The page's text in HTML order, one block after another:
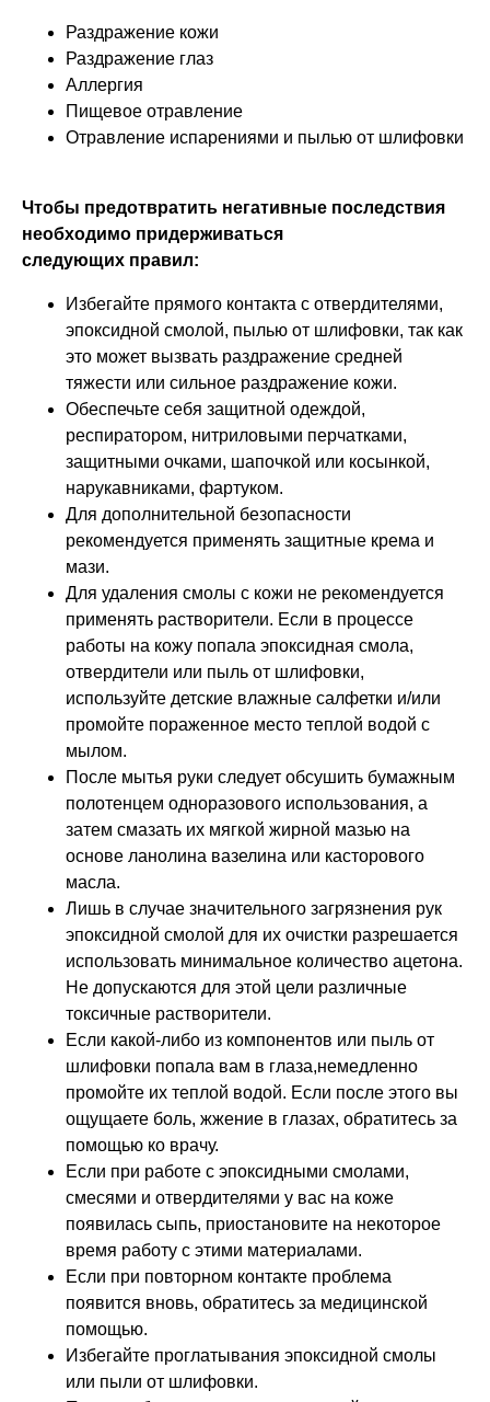
Раздражение кожи
Раздражение глаз
Аллергия
Пищевое отравление
Отравление испарениями и пылью от шлифовки
Чтобы предотвратить негативные последствия
необходимо придерживаться
следующих правил:
Избегайте прямого контакта с отвердителями,
эпоксидной смолой, пылью от шлифовки, так как
это может вызвать раздражение средней
тяжести или сильное раздражение кожи.
Обеспечьте себя защитной одеждой,
респиратором, нитриловыми перчатками,
защитными очками, шапочкой или косынкой,
нарукавниками, фартуком.
Для дополнительной безопасности
рекомендуется применять защитные крема и
мази.
Для удаления смолы с кожи не рекомендуется
применять растворители. Если в процессе
работы на кожу попала эпоксидная смола,
отвердители или пыль от шлифовки,
используйте детские влажные салфетки и/или
промойте пораженное место теплой водой с
мылом.
После мытья руки следует обсушить бумажным
полотенцем одноразового использования, а
затем смазать их мягкой жирной мазью на
основе ланолина вазелина или касторового
масла.
Лишь в случае значительного загрязнения рук
эпоксидной смолой для их очистки разрешается
использовать минимальное количество ацетона.
Не допускаются для этой цели различные
токсичные растворители.
Если какой-либо из компонентов или пыль от
шлифовки попала вам в глаза,немедленно
промойте их теплой водой. Если после этого вы
ощущаете боль, жжение в глазах, обратитесь за
помощью ко врачу.
Если при работе с эпоксидными смолами,
смесями и отвердителями у вас на коже
появилась сыпь, приостановите на некоторое
время работу с этими материалами.
Если при повторном контакте проблема
появится вновь, обратитесь за медицинской
помощью.
Избегайте проглатывания эпоксидной смолы
или пыли от шлифовки.